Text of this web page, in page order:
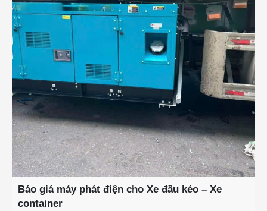
Báo giá máy phát điện cho Xe đầu kéo – Xe
container